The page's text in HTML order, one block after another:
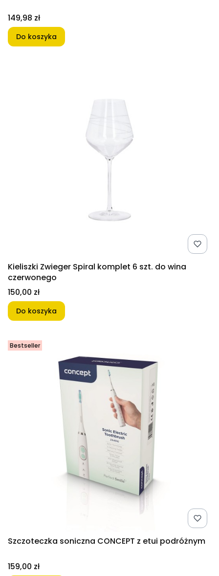
Cena
149,98 zł
Do koszyka
Kieliszki Zwieger Spiral komplet 6 szt. do wina
czerwonego
Cena
150,00 zł
Do koszyka
Bestseller
Szczoteczka soniczna CONCEPT z etui podróżnym
Cena
159,00 zł